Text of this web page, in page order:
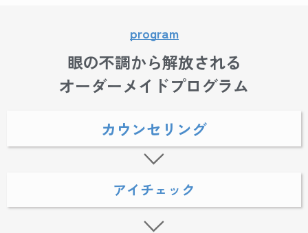
program
眼の不調から解放される
オーダーメイドプログラム
カウンセリング
アイチェック